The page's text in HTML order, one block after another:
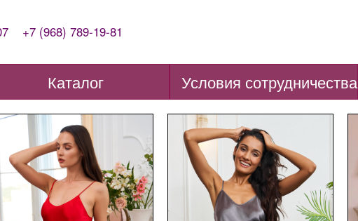
+7 (968) 789-19-81
Каталог Условия сотрудничества